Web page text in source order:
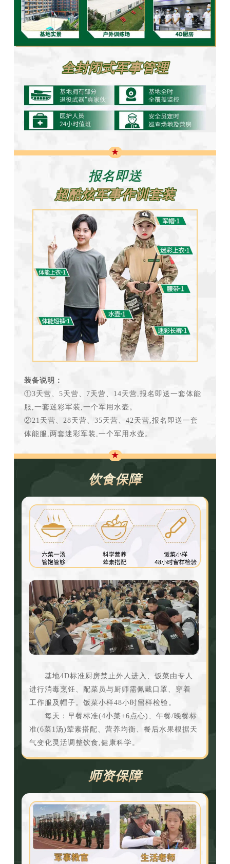
全封闭式军事管理
★
报名即送
超酷炫军事作训套装
装备说明：
①3天营、5天营、7天营、14天营,报名即送一套体能
服,一套迷彩军装,一个军用水壶。
②21天营、28天营、35天营、42天营,报名即送一套
体能服,两套迷彩军装,一个军用水壶。
★
饮食保障
基地4D标准厨房禁止外人进入、饭菜由专人
进行消毒烹饪、配菜员与厨师需佩戴口罩、穿着
工作服及帽子。饭菜小样48小时留样检验。
每天：早餐标准(4小菜+6点心)、午餐/晚餐标
准(6菜1汤)荤素搭配、营养均衡、餐后水果根据天
气变化灵活调整饮食,健康科学。
师资保障